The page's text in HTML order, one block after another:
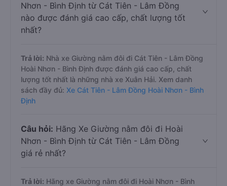
Nhơn - Bình Định từ Cát Tiên - Lâm Đồng
nào được đánh giá cao cấp, chất lượng tốt
nhất?
Trả lời: Nhà xe Giường nằm đôi đi Cát Tiên - Lâm Đồng
Hoài Nhơn - Bình Định được đánh giá cao cấp, chất
lượng tốt nhất là những nhà xe Xuân Hải. Xem danh
sách đầy đủ: Xe Cát Tiên - Lâm Đồng Hoài Nhơn - Bình
Định
Câu hỏi: Hãng Xe Giường nằm đôi đi Hoài
Nhơn - Bình Định từ Cát Tiên - Lâm Đồng
giá rẻ nhất?
Trả lời: Hãng xe Giường nằm đôi đi Hoài Nhơn - Bình